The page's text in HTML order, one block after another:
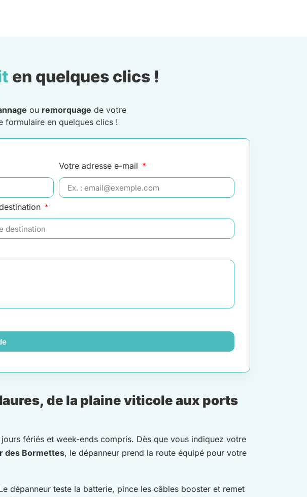
en quelques clics !
ou remorquage de votre
formulaire en quelques clics !
Votre adresse e-mail
de la plaine viticole aux ports
fériés et week-ends compris. Dès que vous indiquez votre
des Bormettes, le dépanneur prend la route équipé pour votre
dépanneur teste la batterie, pince les câbles booster et remet